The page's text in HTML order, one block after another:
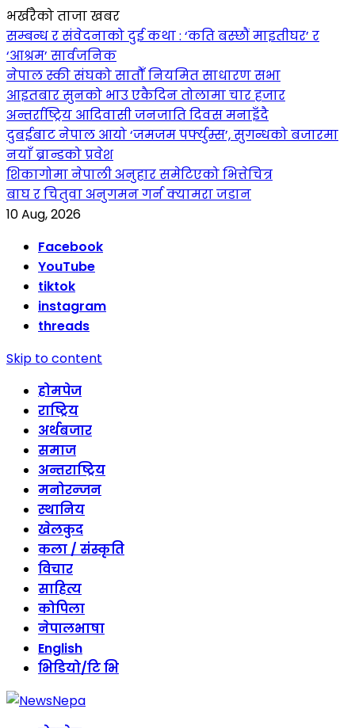
भर्खरैको ताजा खबर
सम्बन्ध र संवेदनाको दुई कथा : ‘कति बस्छौं माइतीघर’ र
‘आश्रम’ सार्वजनिक
नेपाल स्की संघको सातौँ नियमित साधारण सभा
आइतबार सुनको भाउ एकैदिन तोलामा चार हजार
अन्तर्राष्ट्रिय आदिवासी जनजाति दिवस मनाइँदै
दुबईबाट नेपाल आयो ‘जमजम पर्फ्युम्स’, सुगन्धको बजारमा
नयाँ ब्रान्डको प्रवेश
शिकागोमा नेपाली अनुहार समेटिएको भित्तेचित्र
बाघ र चितुवा अनुगमन गर्न क्यामरा जडान
10 Aug, 2026
Facebook
YouTube
tiktok
instagram
threads
Skip to content
होमपेज
राष्ट्रिय
अर्थबजार
समाज
अन्तराष्ट्रिय
मनोरन्जन
स्थानिय
खेलकुद
कला / संस्कृति
विचार
साहित्य
कोपिला
नेपालभाषा
English
भिडियो/टि भि